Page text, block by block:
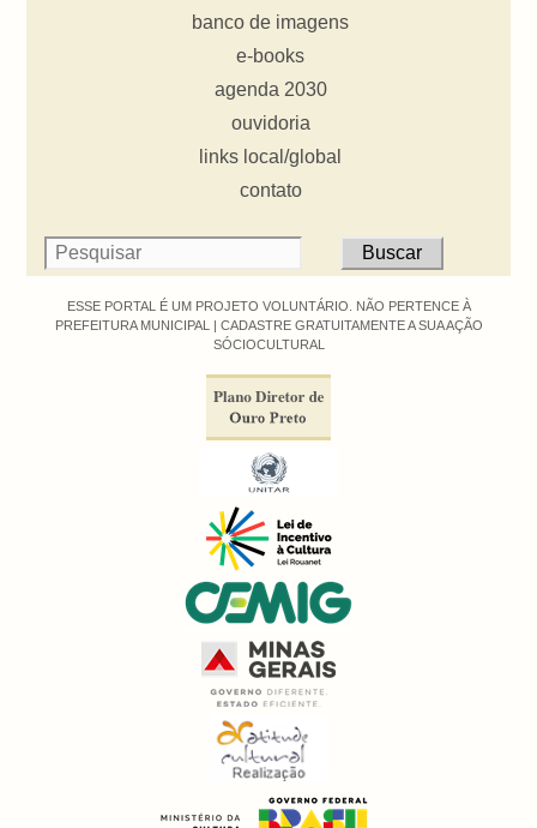
banco de imagens
e-books
agenda 2030
ouvidoria
links local/global
contato
ESSE PORTAL É UM PROJETO VOLUNTÁRIO. NÃO PERTENCE À
PREFEITURA MUNICIPAL | CADASTRE GRATUITAMENTE A SUA AÇÃO
SÓCIOCULTURAL